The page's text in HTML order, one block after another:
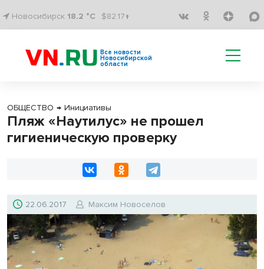
Новосибирск 18.2 °C $82.17↑
Все новости
Новосибирской
области
ОБЩЕСТВО → Инициативы
Пляж «Наутилус» не прошел
гигиеническую проверку
22.06.2017 Максим Новоселов